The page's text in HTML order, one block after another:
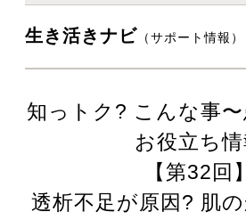
生き活きナビ （サポート情報）
知っトク? こんな事
お役立ち情
【第32回】
透析不足が原因? 肌